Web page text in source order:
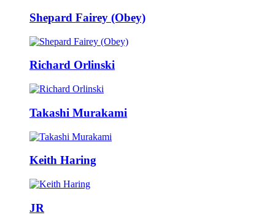
Shepard Fairey (Obey)
Richard Orlinski
Takashi Murakami
Keith Haring
JR